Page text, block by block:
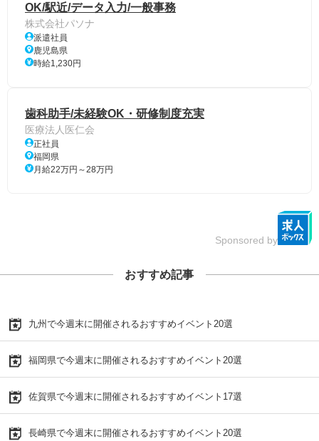
OK/駅近/データ入力/一般事務
株式会社パソナ
派遣社員
鹿児島県
時給1,230円
歯科助手/未経験OK・研修制度充実
医療法人医仁会
正社員
福岡県
月給22万円～28万円
Sponsored by
おすすめ記事
九州で今週末に開催されるおすすめイベント20選
福岡県で今週末に開催されるおすすめイベント20選
佐賀県で今週末に開催されるおすすめイベント17選
長崎県で今週末に開催されるおすすめイベント20選